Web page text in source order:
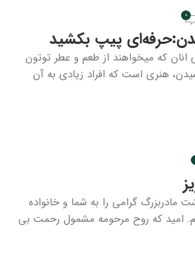
0
پیپ بکشید
که میخواهند از طعم و عطر توتون
هنری است که افراد زیادی به آن
مادربزرگ گرامی را به شما و خانواده
امید که روح مرحومه مشمول رحمت بی